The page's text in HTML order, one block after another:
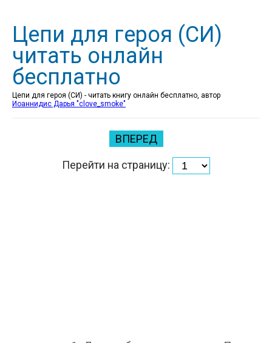
Цепи для героя (СИ)
читать онлайн
бесплатно
Цепи для героя (СИ) - читать книгу онлайн бесплатно, автор
Иоаннидис Дарья "clove_smoke"
ВПЕРЕД
Перейти на страницу: